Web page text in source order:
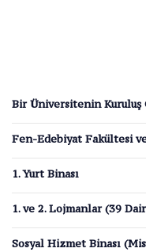
Bir Üniversitenin Kuruluş
Fen-Edebiyat Fakültesi
1. Yurt Binası
1. ve 2. Lojmanlar (39
Sosyal Hizmet Binası